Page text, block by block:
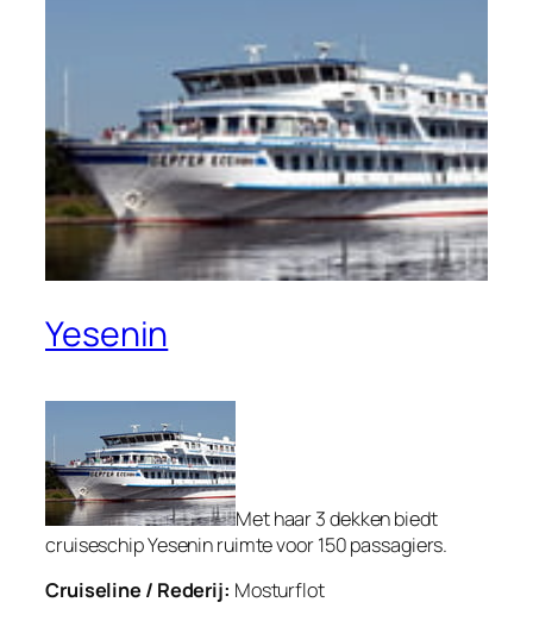
Yesenin
Met haar 3 dekken biedt
cruiseschip Yesenin ruimte voor 150 passagiers.
Cruiseline / Rederij: Mosturflot